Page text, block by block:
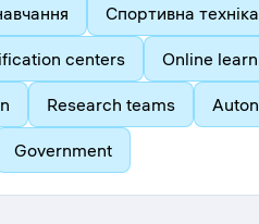
Спортивна техніка
centers Online
Research teams
Government